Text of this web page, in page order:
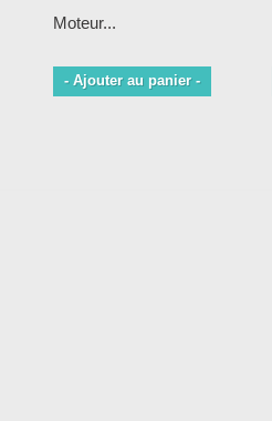
Moteur...
- Ajouter au panier -